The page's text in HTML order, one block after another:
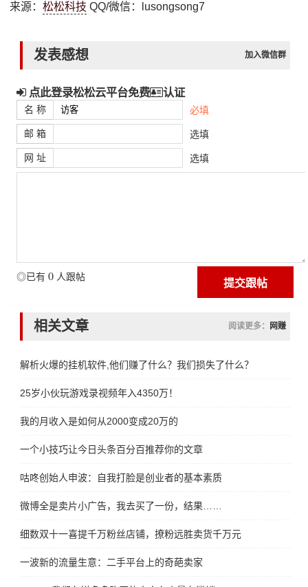
来源：松松科技 QQ/微信：lusongsong7
发表感想 加入微信群
点此登录松松云平台免费 认证
名 称 必填
邮 箱 选填
网 址 选填
◎已有 0 人跟帖
相关文章 阅读更多： 网赚
解析火爆的挂机软件,他们赚了什么？我们损失了什么？
25岁小伙玩游戏录视频年入4350万！
我的月收入是如何从2000变成20万的
一个小技巧让今日头条百分百推荐你的文章
咕咚创始人申波：自我打脸是创业者的基本素质
微博全是卖片小广告，我去买了一份，结果……
细数双十一喜提千万粉丝店铺，撩粉远胜卖货千万元
一波新的流量生意：二手平台上的奇葩卖家